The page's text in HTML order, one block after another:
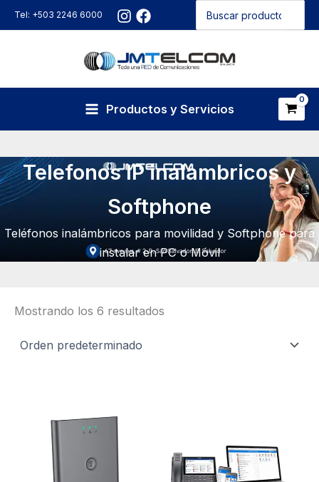
al
Tel: +503 2246 6000
por:
Productos y Servicios
Telefonos IP inalambricos y
Softphone
Teléfonos inalámbricos para movilidad y Softphone para
instalar en PC o Móvil
Mostrando los 6 resultados